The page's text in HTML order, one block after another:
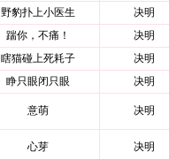
野豹扑上小医生
决明
踹你，不痛！
决明
瞎猫碰上死耗子
决明
睁只眼闭只眼 决明
意萌 决明
心芽 决明